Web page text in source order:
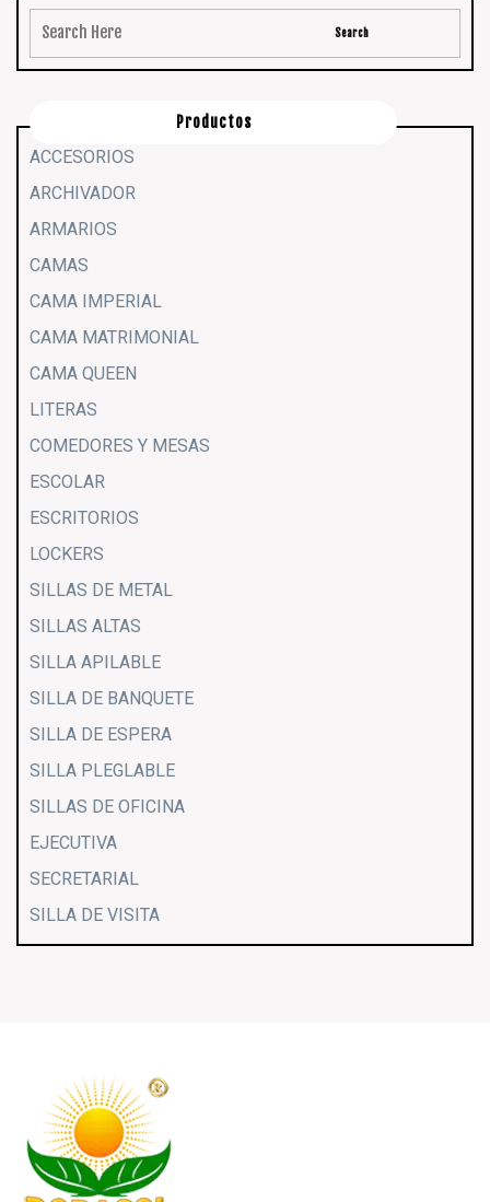
Productos
ACCESORIOS
ARCHIVADOR
ARMARIOS
CAMAS
CAMA IMPERIAL
CAMA MATRIMONIAL
CAMA QUEEN
LITERAS
COMEDORES Y MESAS
ESCOLAR
ESCRITORIOS
LOCKERS
SILLAS DE METAL
SILLAS ALTAS
SILLA APILABLE
SILLA DE BANQUETE
SILLA DE ESPERA
SILLA PLEGLABLE
SILLAS DE OFICINA
EJECUTIVA
SECRETARIAL
SILLA DE VISITA